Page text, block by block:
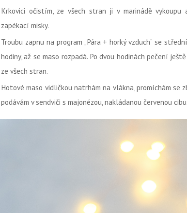
Krkovici očistím, ze všech stran ji v marinádě vykoupu
zapékací misky.
Troubu zapnu na program „Pára + horký vzduch“ se
hodiny, až se maso rozpadá. Po dvou hodinách pečení
ze všech stran.
Hotové maso vidličkou natrhám na vlákna, promíchám se
podávám v sendviči s majonézou, nakládanou červenou